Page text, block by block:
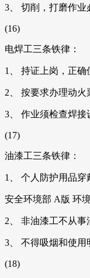
3、 切削，打磨作业
(16)
电焊工三条铁律：
1、 持证上岗，正
2、 按要求办理动火
3、 作业须检查焊接
(17)
油漆工三条铁律：
1、 个人防护用品
安全环境部 A版 环
2、 非油漆工不从事
3、 不得吸烟和使用
(18)